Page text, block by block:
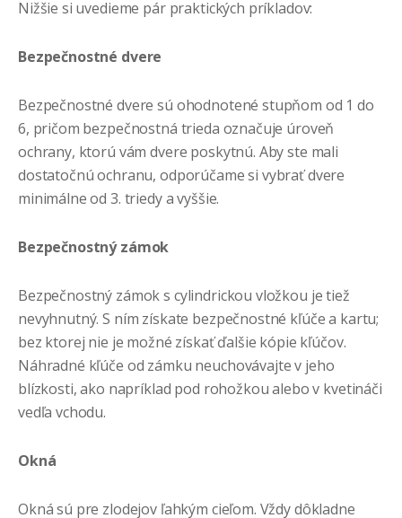
Nižšie si uvedieme pár praktických príkladov:
Bezpečnostné dvere
Bezpečnostné dvere sú ohodnotené stupňom od 1 do
6, pričom bezpečnostná trieda označuje úroveň
ochrany, ktorú vám dvere poskytnú. Aby ste mali
dostatočnú ochranu, odporúčame si vybrať dvere
minimálne od 3. triedy a vyššie.
Bezpečnostný zámok
Bezpečnostný zámok s cylindrickou vložkou je tiež
nevyhnutný. S ním získate bezpečnostné kľúče a kartu;
bez ktorej nie je možné získať ďalšie kópie kľúčov.
Náhradné kľúče od zámku neuchovávajte v jeho
blízkosti, ako napríklad pod rohožkou alebo v kvetináči
vedľa vchodu.
Okná
Okná sú pre zlodejov ľahkým cieľom. Vždy dôkladne